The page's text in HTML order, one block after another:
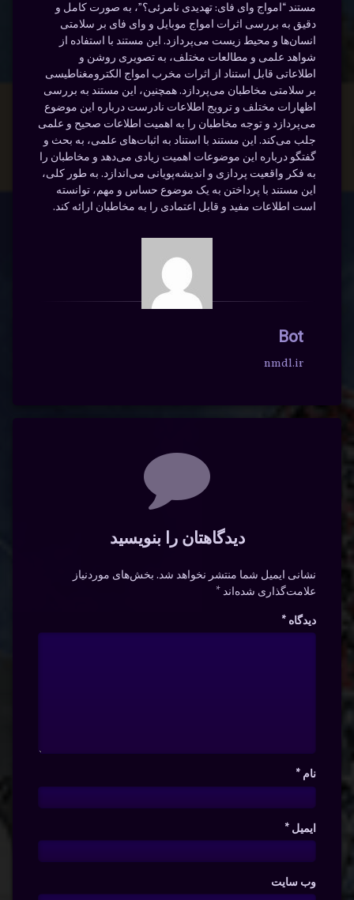
مستند “امواج وای فای: تهدیدی نامرئی؟”، به صورت کامل و
دقیق به بررسی اثرات امواج موبایل و وای فای بر سلامتی
انسان‌ها و محیط زیست می‌پردازد. این مستند با استفاده از
شواهد علمی و مطالعات مختلف، به تصویری روشن و
اطلاعاتی قابل استناد از اثرات مخرب امواج الکترومغناطیسی
بر سلامتی مخاطبان می‌پردازد. همچنین، این مستند به بررسی
اظهارات مختلف و ترویج اطلاعات نادرست درباره این موضوع
می‌پردازد و توجه مخاطبان را به اهمیت اطلاعات صحیح و علمی
جلب می‌کند. این مستند با استناد به اثبات‌های علمی، به بحث و
گفتگو درباره این موضوعات اهمیت زیادی می‌دهد و مخاطبان را
به فکر واقعیت پردازی و اندیشه‌پویانی می‌اندازد. به طور کلی،
این مستند با پرداختن به یک موضوع حساس و مهم، توانسته
است اطلاعات مفید و قابل اعتمادی را به مخاطبان ارائه کند.
Bot
nmdl.ir
دیدگاهتان را بنویسید
نشانی ایمیل شما منتشر نخواهد شد. بخش‌های موردنیاز
علامت‌گذاری شده‌اند*
دیدگاه *
نام *
ایمیل *
وب‌ سایت